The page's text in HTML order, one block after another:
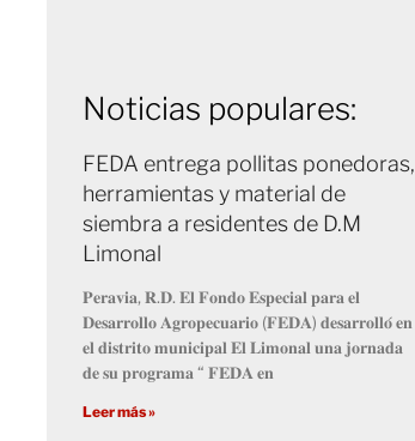
Noticias populares:
FEDA entrega pollitas ponedoras,
herramientas y material de
siembra a residentes de D.M
Limonal
𝐏𝐞𝐫𝐚𝐯𝐢𝐚, 𝐑.𝐃. 𝐄𝐥 𝐅𝐨𝐧𝐝𝐨 𝐄𝐬𝐩𝐞𝐜𝐢𝐚𝐥 𝐩𝐚𝐫𝐚 𝐞𝐥
𝐃𝐞𝐬𝐚𝐫𝐫𝐨𝐥𝐥𝐨 𝐀𝐠𝐫𝐨𝐩𝐞𝐜𝐮𝐚𝐫𝐢𝐨 (𝐅𝐄𝐃𝐀) 𝐝𝐞𝐬𝐚𝐫𝐫𝐨𝐥𝐥𝐨́ 𝐞𝐧
𝐞𝐥 𝐝𝐢𝐬𝐭𝐫𝐢𝐭𝐨 𝐦𝐮𝐧𝐢𝐜𝐢𝐩𝐚𝐥 𝐄𝐥 𝐋𝐢𝐦𝐨𝐧𝐚𝐥 𝐮𝐧𝐚 𝐣𝐨𝐫𝐧𝐚𝐝𝐚
𝐝𝐞 𝐬𝐮 𝐩𝐫𝐨𝐠𝐫𝐚𝐦𝐚 “ 𝐅𝐄𝐃𝐀 𝐞𝐧
Leer más »